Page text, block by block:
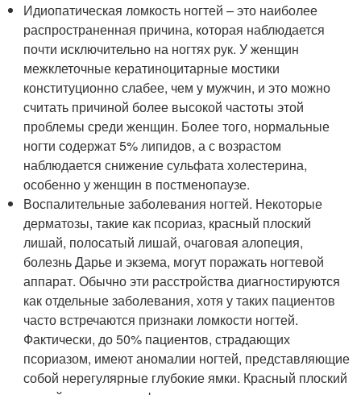
Идиопатическая ломкость ногтей – это наиболее
распространенная причина, которая наблюдается
почти исключительно на ногтях рук. У женщин
межклеточные кератиноцитарные мостики
конституционно слабее, чем у мужчин, и это можно
считать причиной более высокой частоты этой
проблемы среди женщин. Более того, нормальные
ногти содержат 5% липидов, а с возрастом
наблюдается снижение сульфата холестерина,
особенно у женщин в постменопаузе.
Воспалительные заболевания ногтей. Некоторые
дерматозы, такие как псориаз, красный плоский
лишай, полосатый лишай, очаговая алопеция,
болезнь Дарье и экзема, могут поражать ногтевой
аппарат. Обычно эти расстройства диагностируются
как отдельные заболевания, хотя у таких пациентов
часто встречаются признаки ломкости ногтей.
Фактически, до 50% пациентов, страдающих
псориазом, имеют аномалии ногтей, представляющие
собой нерегулярные глубокие ямки. Красный плоский